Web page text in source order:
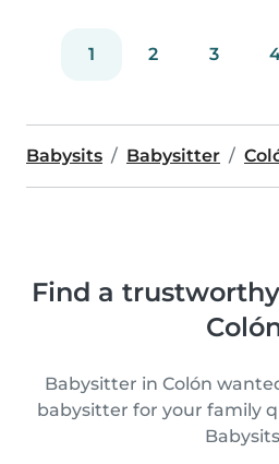
1 2 3
Babysits Babysitter
Find a
Babysitter in Colón
babysitter for your family